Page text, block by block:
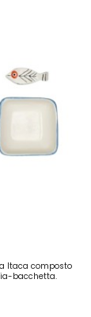
Itaca composto
bacchetta.